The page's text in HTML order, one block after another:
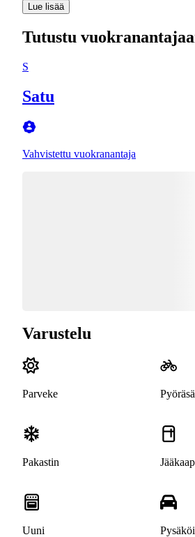
Lue lisää
Tutustu
S
Satu
Vahvistettu vuokranantaja
Varustelu
Parveke
Pakastin
Uuni